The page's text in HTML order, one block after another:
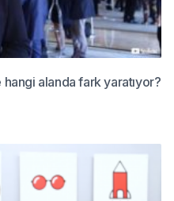
alanda fark yaratıyor?